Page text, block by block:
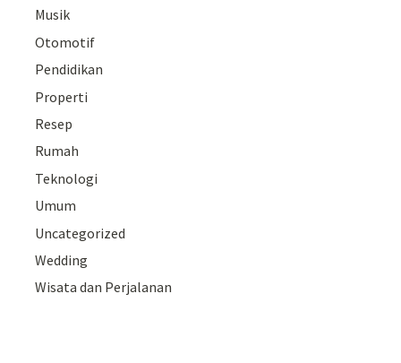
Musik
Otomotif
Pendidikan
Properti
Resep
Rumah
Teknologi
Umum
Uncategorized
Wedding
Wisata dan Perjalanan